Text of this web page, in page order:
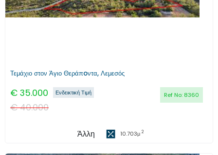
Τεμάχιο στον Άγιο Θεράπoντα, Λεμεσός
€ 35.000 Ref No: 8360
Ενδεικτική Τιμή
€40.000
Άλλη 10.703μ 2